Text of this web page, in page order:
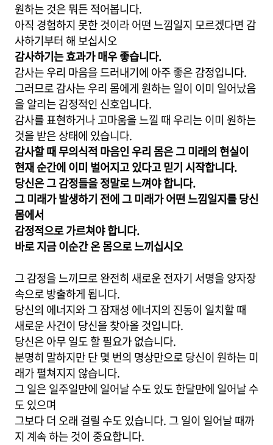
원하는 것은 뭐든 적어봅니다.
아직 경험하지 못한 것이라 어떤 느낌일지 모르겠다면 감
사하기부터 해 보십시오
감사하기는 효과가 매우 좋습니다.
감사는 우리 마음을 드러내기에 아주 좋은 감정입니다.
그러므로 감사는 우리 몸에게 원하는 일이 이미 일어났음
을 알리는 감정적인 신호입니다.
감사를 표현하거나 고마움을 느낄 때 우리는 이미 원하는
것을 받은 상태에 있습니다.
감사할 때 무의식적 마음인 우리 몸은 그 미래의 현실이
현재 순간에 이미 벌어지고 있다고 믿기 시작합니다.
당신은 그 감정들을 정말로 느껴야 합니다.
그 미래가 발생하기 전에 그 미래가 어떤 느낌일지를 당신
몸에서
감정적으로 가르쳐야 합니다.
바로 지금 이순간 온 몸으로 느끼십시오
그 감정을 느끼므로 완전히 새로운 전자기 서명을 양자장
속으로 방출하게 됩니다.
당신의 에너지와 그 잠재성 에너지의 진동이 일치할 때
새로운 사건이 당신을 찾아올 것입니다.
당신은 아무 일도 할 필요가 없습니다.
분명히 말하지만 단 몇 번의 명상만으로 당신이 원하는 미
래가 펼쳐지지 않습니다.
그 일은 일주일만에 일어날 수도 있도 한달만에 일어날 수
도 있으며
그보다 더 오래 걸릴 수도 있습니다. 그 일이 일어날 때까
지 계속 하는 것이 중요합니다.